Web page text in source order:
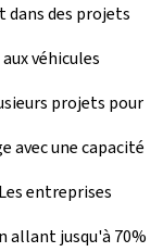
dans des projets
véhicules
projets pour
avec une capacité
entreprises
allant jusqu'à 70%